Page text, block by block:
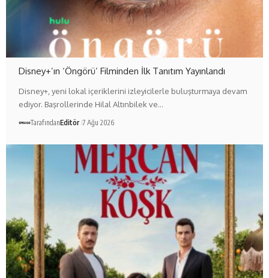
Disney+’ın ‘Öngörü’ Filminden İlk Tanıtım Yayınlandı
Disney+, yeni lokal içeriklerini izleyicilerle buluşturmaya devam
ediyor. Başrollerinde Hilal Altınbilek ve…
TarafındanEditör 7 Ağu 2026